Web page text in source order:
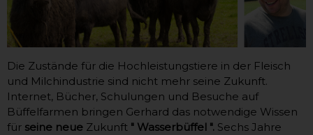
Die Zustände für die Hochleistungstiere in der Fleisch
und Milchindustrie sind nicht mehr seine Zukunft.
Internet, Bücher, Schulungen und Besuche auf
Büffelfarmen bringen Gerhard das notwendige Wissen
für seine neue Zukunft " Wasserbüffel ". Sechs Jahre